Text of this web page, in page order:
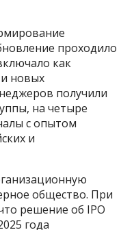
проходило
как
новых
получили
на четыре
с опытом
и
общество. При
решение об IPO
года